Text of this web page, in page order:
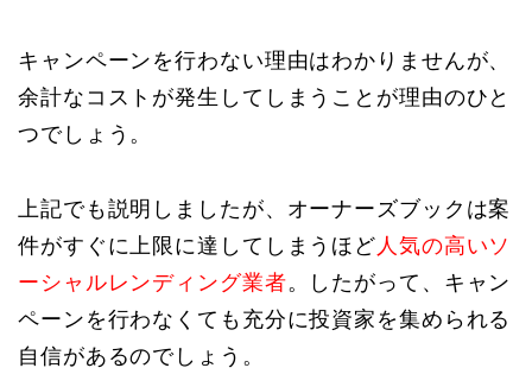
キャンペーンを行わない理由はわかりませんが、
余計なコストが発生してしまうことが理由のひと
つでしょう。
上記でも説明しましたが、オーナーズブックは案
件がすぐに上限に達してしまうほど 人気の高いソ
ーシャルレンディング業者。したがって、キャン
ペーンを行わなくても充分に投資家を集められる
自信があるのでしょう。